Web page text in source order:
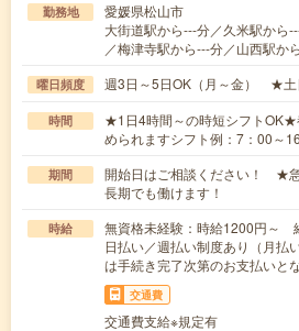
勤務地
愛媛県松山市
大街道駅から---分／久米駅から
／梅津寺駅から---分／山西駅か
曜日頻度 週3日～5日OK（月～金） ★土
時間
★1日4時間～の時短シフトOK★
められますシフト例：7：00～
期間
開始日はご相談ください！ ★
長期でも働けます！
時給
無資格未経験：時給1200円
日払い／週払い制度あり（月払
は手続き完了次第のお支払いとな
交通費
交通費支給※規定有